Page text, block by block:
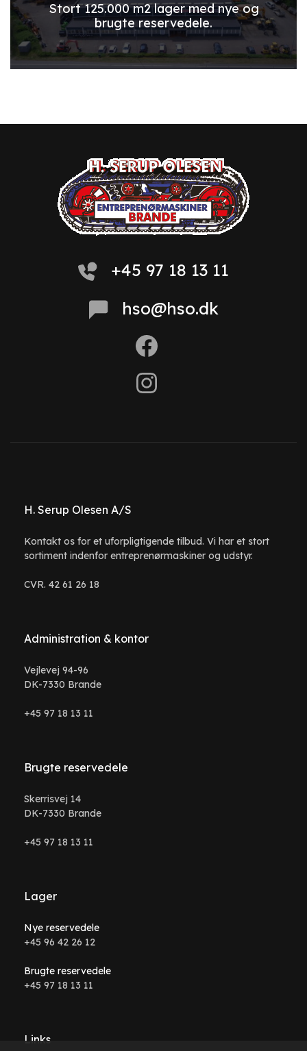
Stort 125.000 m2 lager med nye og
brugte reservedele.
+45 97 18 13 11
hso@hso.dk
H. Serup Olesen A/S
Kontakt os for et uforpligtigende tilbud. Vi har et stort
sortiment indenfor entreprenørmaskiner og udstyr.
CVR. 42 61 26 18
Administration & kontor
Vejlevej 94-96
DK-7330 Brande
+45 97 18 13 11
Brugte reservedele
Skerrisvej 14
DK-7330 Brande
+45 97 18 13 11
Lager
Nye reservedele
+45 96 42 26 12
Brugte reservedele
+45 97 18 13 11
Links